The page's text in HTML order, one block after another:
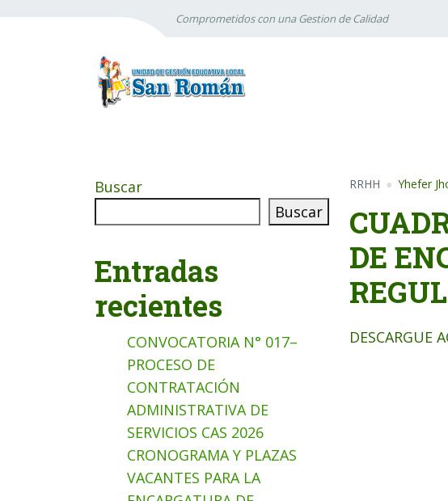
Comprometidos con una Gestion de Calidad
RRHH Yhefer
DE
DESCARGUE
Buscar
Buscar
Entradas
recientes
CONVOCATORIA N° 017–
PROCESO DE
CONTRATACIÓN
ADMINISTRATIVA DE
SERVICIOS CAS 2026
CRONOGRAMA Y PLAZAS
VACANTES PARA LA